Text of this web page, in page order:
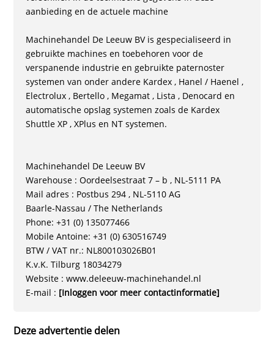
aanbieding en de actuele machine
Machinehandel De Leeuw BV is gespecialiseerd in
gebruikte machines en toebehoren voor de
verspanende industrie en gebruikte paternoster
systemen van onder andere Kardex , Hanel / Haenel ,
Electrolux , Bertello , Megamat , Lista , Denocard en
automatische opslag systemen zoals de Kardex
Shuttle XP , XPlus en NT systemen.
Machinehandel De Leeuw BV
Warehouse : Oordeelsestraat 7 – b , NL-5111 PA
Mail adres : Postbus 294 , NL-5110 AG
Baarle-Nassau / The Netherlands
Phone: +31 (0) 135077466
Mobile Antoine: +31 (0) 630516749
BTW / VAT nr.: NL800103026B01
K.v.K. Tilburg 18034279
Website : www.deleeuw-machinehandel.nl
E-mail : [Inloggen voor meer contactinformatie]
Deze advertentie delen